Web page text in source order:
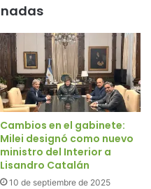
Cambios en el gabinete:
Milei designó como nuevo
ministro del Interior a
Lisandro Catalán
10 de septiembre de 2025